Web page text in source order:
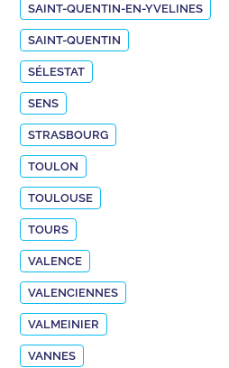
SAINT-QUENTIN-EN-YVELINES
SAINT-QUENTIN
SÉLESTAT
SENS
STRASBOURG
TOULON
TOULOUSE
TOURS
VALENCE
VALENCIENNES
VALMEINIER
VANNES